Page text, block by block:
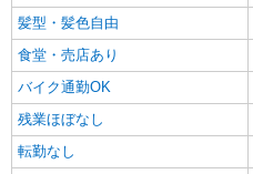
髪型・髪色自由
食堂・売店あり
バイク通勤OK
残業ほぼなし
転勤なし